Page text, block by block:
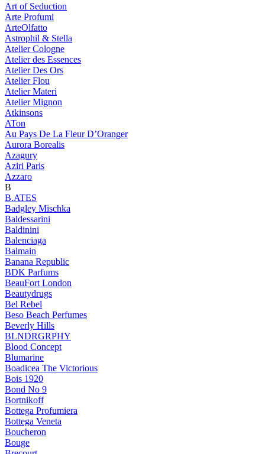
Art of Seduction
Arte Profumi
ArteOlfatto
Astrophil & Stella
Atelier Cologne
Atelier des Essences
Atelier Des Ors
Atelier Flou
Atelier Materi
Atelier Mignon
Atkinsons
ATon
Au Pays De La Fleur D’Oranger
Aurora Borealis
Azagury
Aziri Paris
Azzaro
B
B.ATES
Badgley Mischka
Baldessarini
Baldinini
Balenciaga
Balmain
Banana Republic
BDK Parfums
BeauFort London
Beautydrugs
Bel Rebel
Beso Beach Perfumes
Beverly Hills
BLNDRGRPHY
Blood Concept
Blumarine
Boadicea The Victorious
Bois 1920
Bond No 9
Bortnikoff
Bottega Profumiera
Bottega Veneta
Boucheron
Bouge